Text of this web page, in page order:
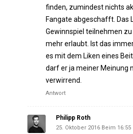
finden, zumindest nichts
Fangate abgeschafft. Das
Gewinnspiel teilnehmen
mehr erlaubt. Ist das
es mit dem Liken eines
darf er ja meiner Meinung
verwirrend.
Antwort
Philipp Roth
25. Oktober 2016 Beim 16:55